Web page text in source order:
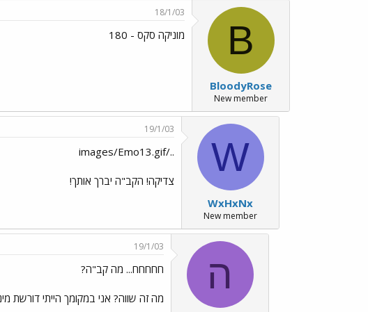
B
BloodyRose
New member
18/1/03
מוניקה סקס - 180
W
WxHxNx
New member
19/1/03
../images/Emo13.gif
צדיקה! הקב"ה יברך אותך!
ה
19/1/03
חחחחח... מה קב"ה?
מה זה שווה? אני במקומך הייתי דורשת